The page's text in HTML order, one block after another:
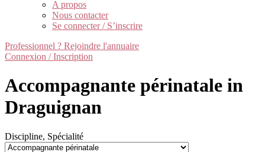
A propos
Nous contacter
Se connecter / S’inscrire
Professionnel ? Rejoindre l'annuaire
Connexion / Inscription
Accompagnante périnatale in
Draguignan
Discipline, Spécialité